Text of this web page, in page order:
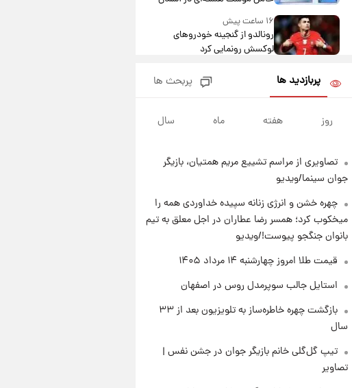
ظاهر شد
۱۶ ساعت پیش
رونالدو از گنجینه خودروهای
لوکسش رونمایی کرد
قیمت دلار در بازار آزاد امروز
ثابت ماند؟ +جدول
۱۸ ساعت پیش
بزرگ‌تری برای ایران است
۱۸ ساعت پیش
آمریکا به مدرسه میناب؛ «باید
سیلی محکمی به صورت ترامپ زد»
۱۹ ساعت پیش
قیمت طلا و سکه امروز چهارشنبه
و سکه
پربازدید ها پربحث ها
روز هفته ماه سال
تصاویری از مراسم تشییع مریم همتیان، بازیگر
جوان سینما/ویدیو
چهره خشن و انرژی زنانه سپیده خداوردی همه را
میخکوب کرد؛ همسر رضا عطاران در اجل معلق به تیم
بانوان جنگجو پیوست!/ویدیو
قیمت طلا امروز چهارشنبه ۱۴ مرداد ۱۴۰۵
استایل جالب سوپرمدل روس در اصفهان
بازگشت چهره خاطره‌ساز به تلویزیون بعد از ۳۳
سال
تیپ گل‌گلی خانم بازیگر جوان در جشن نفس |
تصاویر